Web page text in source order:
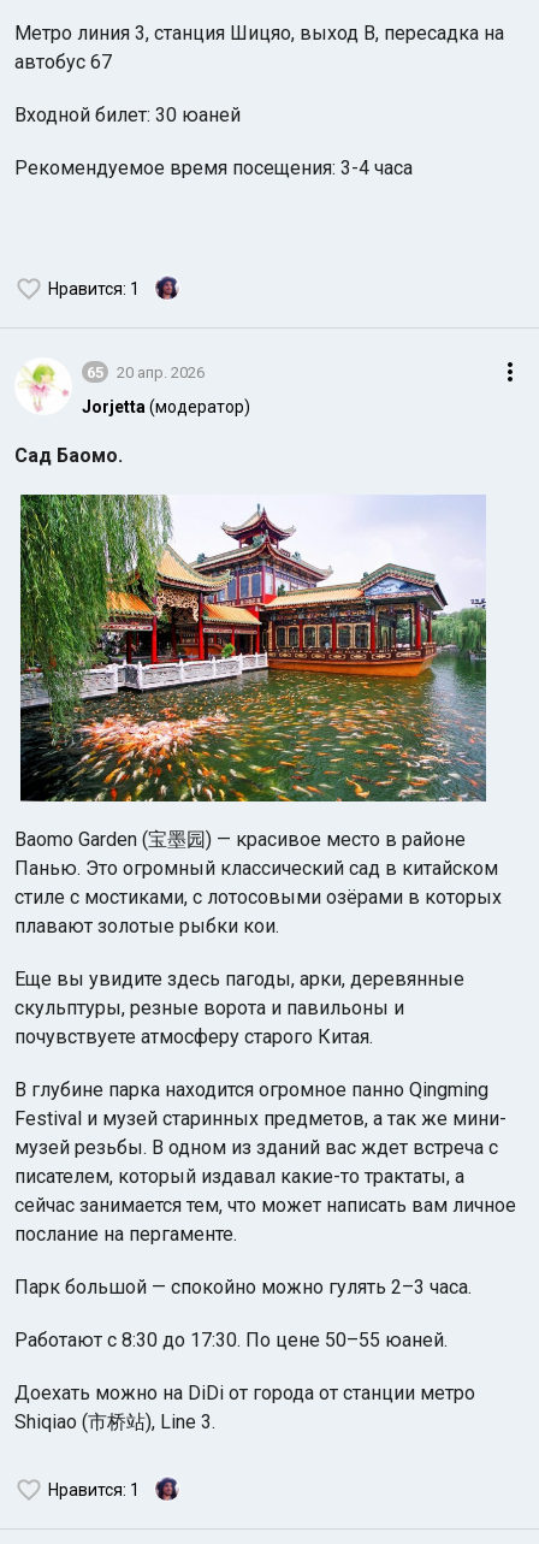
Метро линия 3, станция Шицяо, выход B, пересадка на
автобус 67
Входной билет: 30 юаней
Рекомендуемое время посещения: 3-4 часа
Нравится: 1
65 20 апр. 2026
Jorjetta(модератор)
Сад Баомо.
Baomo Garden (宝墨园) — красивое место в районе
Панью. Это огромный классический сад в китайском
стиле с мостиками, с лотосовыми озёрами в которых
плавают золотые рыбки кои.
Еще вы увидите здесь пагоды, арки, деревянные
скульптуры, резные ворота и павильоны и
почувствуете атмосферу старого Китая.
В глубине парка находится огромное панно Qingming
Festival и музей старинных предметов, а так же мини-
музей резьбы. В одном из зданий вас ждет встреча с
писателем, который издавал какие-то трактаты, а
сейчас занимается тем, что может написать вам личное
послание на пергаменте.
Парк большой — спокойно можно гулять 2–3 часа.
Работают с 8:30 до 17:30. По цене 50–55 юаней.
Доехать можно на DiDi от города от станции метро
Shiqiao (市桥站), Line 3.
Нравится: 1